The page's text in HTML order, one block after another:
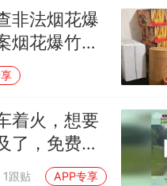
非法烟花爆
烟花爆竹
着火，想要
了，免费看
！
1跟贴 APP专享